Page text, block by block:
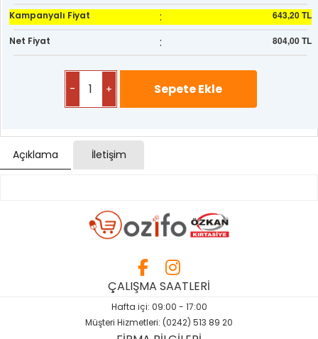
Kampanyalı Fiyat : 643,20 TL
Net Fiyat : 804,00 TL
- +
Açıklama İletişim
ÇALIŞMA SAATLERİ
Hafta içi: 09:00 - 17:00
Müşteri Hizmetleri: (0242) 513 89 20